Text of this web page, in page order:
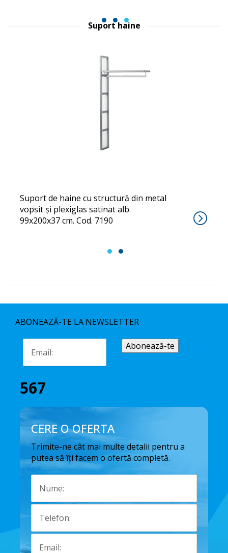
1 2 3
Suport haine
Suport de haine cu structură din metal
vopsit și plexiglas satinat alb.
99x200x37 cm. Cod. 7190
1 2
ABONEAZĂ-TE LA NEWSLETTER
567
CERE O OFERTA
Trimite-ne cât mai multe detalii pentru a
putea să îți facem o ofertă completă.